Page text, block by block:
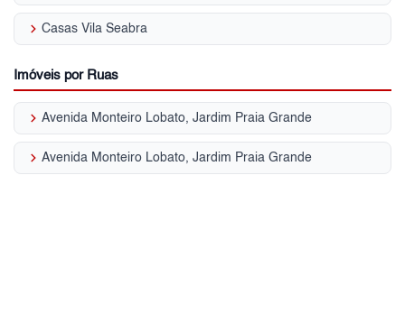
keyboard_arrow_right Casas Vila Seabra
Imóveis por Ruas
keyboard_arrow_right Avenida Monteiro Lobato, Jardim Praia Grande
keyboard_arrow_right Avenida Monteiro Lobato, Jardim Praia Grande